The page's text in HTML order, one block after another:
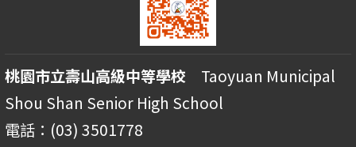
桃園市立壽山高級中等學校 Taoyuan Municipal
Shou Shan Senior High School
電話：(03) 3501778